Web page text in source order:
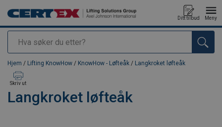
Søk
Ditt tilbud Meny
Produkt lagt i din handlekurv
Hjem / Lifting KnowHow / KnowHow - Løfteåk / Langkroket løfteåk
Langkroket løfteåk
Skriv ut